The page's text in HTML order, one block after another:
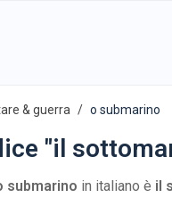
& guerra o submarino
"il
submarino in italiano è il